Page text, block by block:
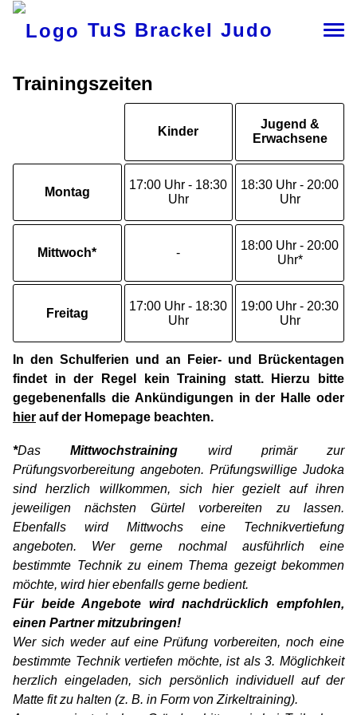
TuS Brackel Judo
Trainingszeiten
Montag
Mittwoch*
Freitag
Kinder
17:00 Uhr - 18:30
Uhr
-
17:00 Uhr - 18:30
Uhr
Jugend &
Erwachsene
18:30 Uhr - 20:00
Uhr
18:00 Uhr - 20:00
Uhr*
19:00 Uhr - 20:30
Uhr
In den Schulferien und an Feier- und Brückentagen
findet in der Regel kein Training statt. Hierzu bitte
gegebenenfalls die Ankündigungen in der Halle oder
hier auf der Homepage beachten.
*DasMittwochstraining wird primär zur
Prüfungsvorbereitung angeboten. Prüfungswillige Judoka
sind herzlich willkommen, sich hier gezielt auf ihren
jeweiligen nächsten Gürtel vorbereiten zu lassen.
Ebenfalls wird Mittwochs eine Technikvertiefung
angeboten. Wer gerne nochmal ausführlich eine
bestimmte Technik zu einem Thema gezeigt bekommen
möchte, wird hier ebenfalls gerne bedient.
Für beide Angebote wird nachdrücklich empfohlen,
einen Partner mitzubringen!
Wer sich weder auf eine Prüfung vorbereiten, noch eine
bestimmte Technik vertiefen möchte, ist als 3. Möglichkeit
herzlich eingeladen, sich persönlich individuell auf der
Matte fit zu halten (z. B. in Form von Zirkeltraining).